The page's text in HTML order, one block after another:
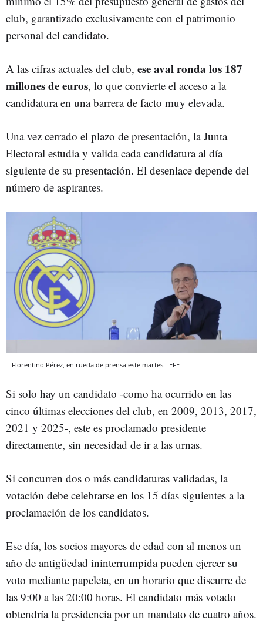
club, garantizado exclusivamente con el patrimonio
personal del candidato.
A las cifras actuales del club, ese aval ronda los 187
millones de euros, lo que convierte el acceso a la
candidatura en una barrera de facto muy elevada.
Una vez cerrado el plazo de presentación, la Junta
Electoral estudia y valida cada candidatura al día
siguiente de su presentación. El desenlace depende del
número de aspirantes.
Florentino Pérez, en rueda de prensa este martes. EFE
Si solo hay un candidato -como ha ocurrido en las
cinco últimas elecciones del club, en 2009, 2013, 2017,
2021 y 2025-, este es proclamado presidente
directamente, sin necesidad de ir a las urnas.
Si concurren dos o más candidaturas validadas, la
votación debe celebrarse en los 15 días siguientes a la
proclamación de los candidatos.
Ese día, los socios mayores de edad con al menos un
año de antigüedad ininterrumpida pueden ejercer su
voto mediante papeleta, en un horario que discurre de
las 9:00 a las 20:00 horas. El candidato más votado
obtendría la presidencia por un mandato de cuatro años.